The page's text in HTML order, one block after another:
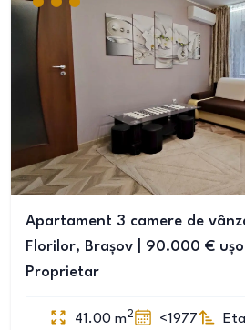
Apartament 3 camere de
Florilor, Brașov | 90.000 €
Proprietar
41.00 m2 <1977